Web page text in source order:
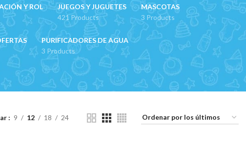
Y ROL
JUEGOS Y JUGUETES
421 Products
MASCOTAS
3 Products
PURIFICADORES DE AGUA
3 Products
9 12 18 24